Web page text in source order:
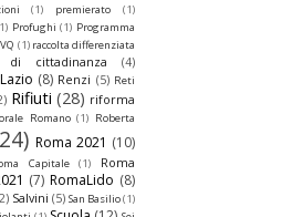
(1) premierato
(1)
Profughi (1) Programma
(1) raccolta differenziata
di cittadinanza
(4)
(8) Renzi (5) Reti
Rifiuti (28) riforma
Romano (1) Roberta
Roma 2021 (10)
Capitale (1)
Roma
(7) RomaLido (8)
Salvini (5) San Basilio(1)